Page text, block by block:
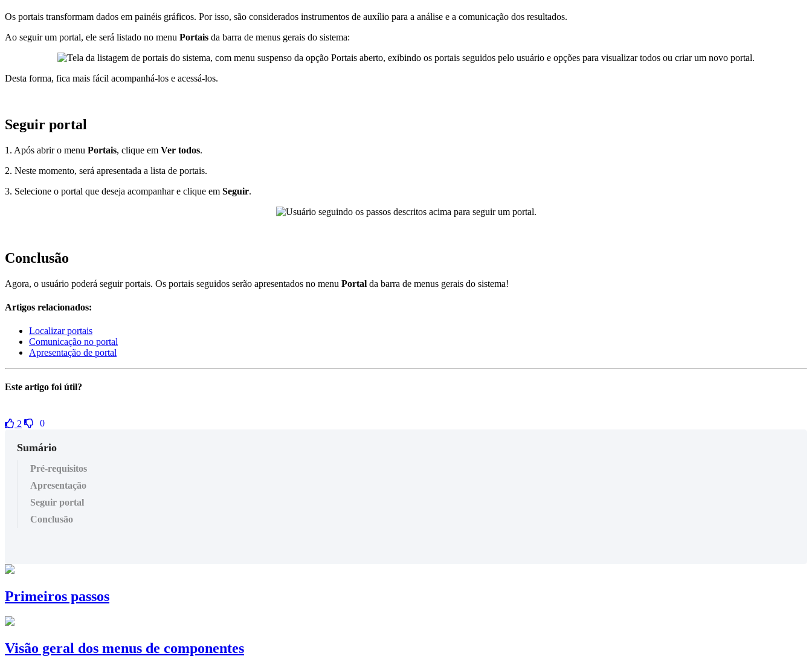
Os portais transformam dados em painéis gráficos. Por isso, são considerados instrumentos de auxílio para a análise e a comunicação dos resultados.
Ao seguir um portal, ele será listado no menu Portais da barra de menus gerais do sistema:
Desta forma, fica mais fácil acompanhá-los e acessá-los.
Seguir portal
1. Após abrir o menu Portais, clique em Ver todos.
2. Neste momento, será apresentada a lista de portais.
3. Selecione o portal que deseja acompanhar e clique em Seguir.
Conclusão
Agora, o usuário poderá seguir portais. Os portais seguidos serão apresentados no menu Portal da barra de menus gerais do sistema!
Artigos relacionados:
Localizar portais
Comunicação no portal
Apresentação de portal
Este artigo foi útil?
2 0
Sumário
Pré-requisitos
Apresentação
Seguir portal
Conclusão
Primeiros passos
Visão geral dos menus de componentes